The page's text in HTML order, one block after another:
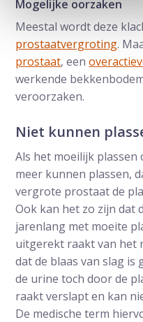
Mogelijke oorzaken
Meestal wordt deze
prostaatvergroting.
prostaat, een
werkende
veroorzaken.
Niet kunnen
Als het moeilijk
meer kunnen plassen,
vergrote prostaat de
Ook kan het zo zijn dat
jarenlang met moeite
uitgerekt raakt van het
dat de blaas van slag is
de urine toch door de
raakt verslapt en kan
De medische term